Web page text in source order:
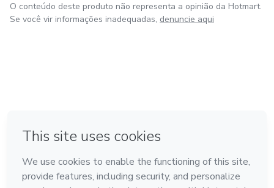
O conteúdo deste produto não representa a opinião da Hotmart.
Se você vir informações inadequadas, denuncie aqui
Feito com ❤ em Bogotá